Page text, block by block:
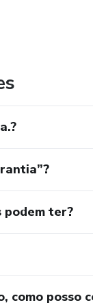
ter?
como posso